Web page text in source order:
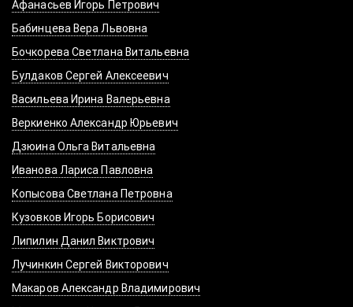
Афанасьев Игорь Петрович
Бабинцева Вера Львовна
Бочкорева Светлана Витальевна
Булдаков Сергей Алексеевич
Васильева Ирина Валерьевна
Веркиенко Александр Юрьевич
Дзюина Ольга Витальевна
Иванова Лариса Павловна
Копысова Светлана Петровна
Кузовков Игорь Борисович
Липилин Данил Виктрович
Лучинкин Сергей Викторович
Макаров Александр Владимирович